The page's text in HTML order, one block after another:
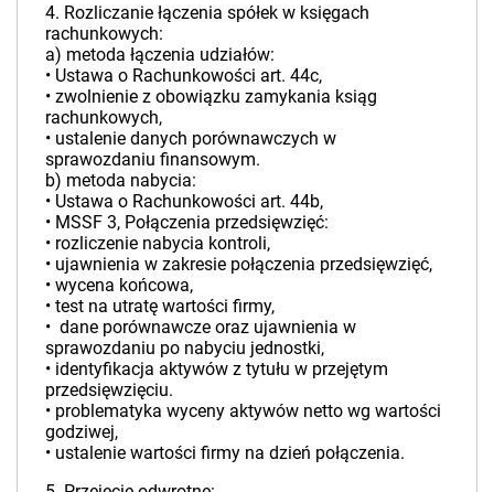
4. Rozliczanie łączenia spółek w księgach
rachunkowych:
a) metoda łączenia udziałów:
• Ustawa o Rachunkowości art. 44c,
• zwolnienie z obowiązku zamykania ksiąg
rachunkowych,
• ustalenie danych porównawczych w
sprawozdaniu finansowym.
b) metoda nabycia:
• Ustawa o Rachunkowości art. 44b,
• MSSF 3, Połączenia przedsięwzięć:
• rozliczenie nabycia kontroli,
• ujawnienia w zakresie połączenia przedsięwzięć,
• wycena końcowa,
• test na utratę wartości firmy,
• dane porównawcze oraz ujawnienia w
sprawozdaniu po nabyciu jednostki,
• identyfikacja aktywów z tytułu w przejętym
przedsięwzięciu.
• problematyka wyceny aktywów netto wg wartości
godziwej,
• ustalenie wartości firmy na dzień połączenia.